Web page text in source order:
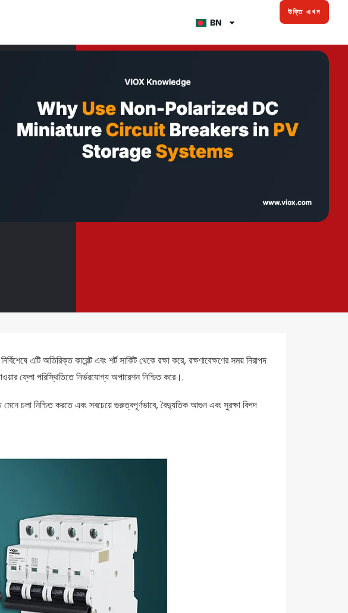
BN
উক্তি এখন
এটি অতিরিক্ত কারেন্ট এবং শর্ট সার্কিট থেকে রক্ষা করে, রক্ষণাবেক্ষণের সময় নিরাপদ
ফ্লো পরিস্থিতিতে নির্ভরযোগ্য অপারেশন নিশ্চিত করে।.
চলা নিশ্চিত করতে এবং সবচেয়ে গুরুত্বপূর্ণভাবে, বৈদ্যুতিক আগুন এবং সুরক্ষা বিপদ